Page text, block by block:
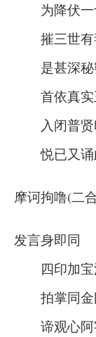
为降伏
摧三世
是甚深
首依真
入闭普
悦已又诵
摩诃拘噜(二
发言身即
四印加
拍掌同
谛观心